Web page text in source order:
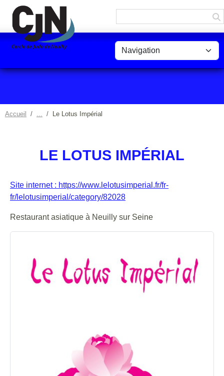
Accueil Le Lotus Impérial
LE LOTUS IMPÉRIAL
Site internet : https://www.lelotusimperial.fr/fr-
fr/lelotusimperial/category/82028
Restaurant asiatique à Neuilly sur Seine
Panneau de gestion des cookies